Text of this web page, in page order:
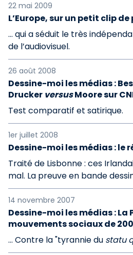
22 mai 2009
L’Europe, sur un petit clip
… qui a séduit le très
de l’audiovisuel.
26 août 2008
Dessine-moi les médias :
Drucker versusMoore sur
Test comparatif et satirique.
1er juillet 2008
Dessine-moi les médias : le
Traité de Lisbonne : ces
mal. La preuve en bande
14 novembre 2007
Dessine-moi les médias : La
mouvements sociaux de
... Contre la "tyrannie du statu